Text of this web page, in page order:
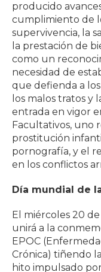
producido
cumplimiento de
supervivencia, la
la prestación de
como un
necesidad de
que defienda a
los malos tratos y
entrada en vigor
Facultativos, uno
prostitución
pornografía, y el
en los conflictos
Día mundial de
El miércoles 20
unirá a la
EPOC
Crónica) tiñendo
hito impulsado